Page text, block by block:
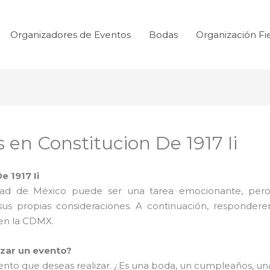
Organizadores de Eventos Bodas Organización
Constitucion De 1917 Ii
1917 Ii
de México puede ser una tarea emocionante,
propias consideraciones. A continuación,
la CDMX.
un evento?
que deseas realizar. ¿Es una boda, un cumpleaños,